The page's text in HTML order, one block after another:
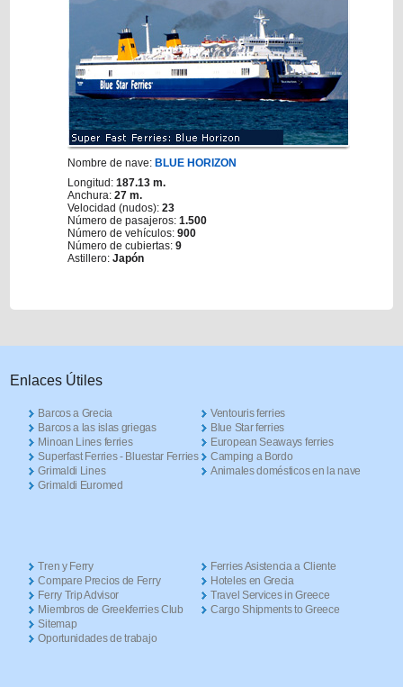
Nombre de nave: BLUE HORIZON
Longitud:187.13 m.
Anchura:27 m.
Velocidad (nudos):23
Número de pasajeros:1.500
Número de vehículos:900
Número de cubiertas:9
Astillero:Japón
Enlaces Útiles
Barcos a Grecia
Barcos a las islas griegas
Minoan Lines ferries
Superfast Ferries - Bluestar Ferries
Grimaldi Lines
Grimaldi Euromed
Ventouris ferries
Blue Star ferries
European Seaways ferries
Camping a Bordo
Animales domésticos en la nave
Tren y Ferry
Compare Precios de Ferry
Ferry Trip Advisor
Miembros de Greekferries Club
Sitemap
Oportunidades de trabajo
Ferries Asistencia a Cliente
Hoteles en Grecia
Travel Services in Greece
Cargo Shipments to Greece